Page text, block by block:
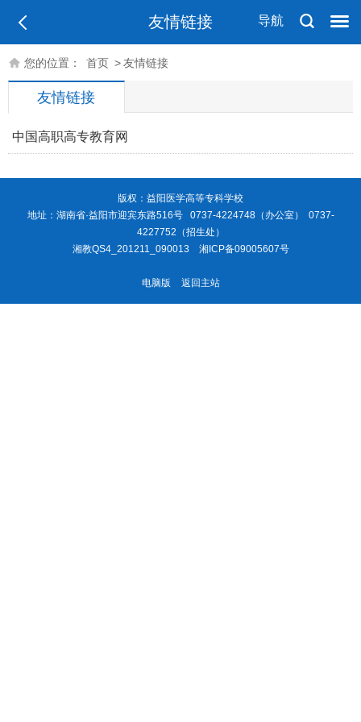
导航
友情链接
您的位置： 首页 >友情链接
友情链接
中国高职高专教育网
版权：益阳医学高等专科学校
地址：湖南省·益阳市迎宾东路516号 0737-4224748（办公室） 0737-
4227752（招生处）
湘教QS4_201211_090013 湘ICP备09005607号
电脑版 返回主站